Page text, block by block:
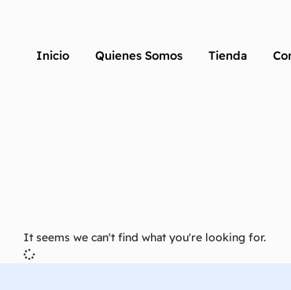
Inicio Quienes Somos Tienda
It seems we can't find what you're looking for.